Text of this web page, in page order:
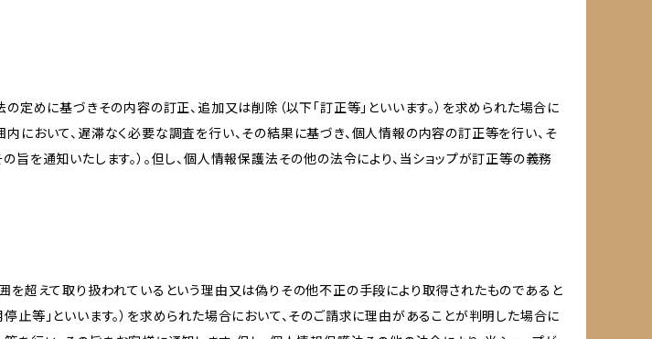
定めに基づきその内容の訂正、追加又は削除（以下「訂正等」といいます。）を求められた場合に
において、遅滞なく必要な調査を行い、その結果に基づき、個人情報の内容の訂正等を行い、そ
を通知いたします。）。但し、個人情報保護法その他の法令により、当ショップが訂正等の義務
を超えて取り扱われているという理由又は偽りその他不正の手段により取得されたものであると
等」といいます。）を求められた場合において、そのご請求に理由があることが判明した場合に